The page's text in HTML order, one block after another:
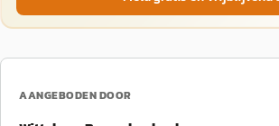
AANGEBODEN DOOR